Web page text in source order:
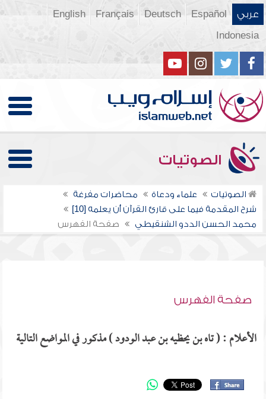
عربي Español
Deutsch
Français
English
Indonesia
الصوتيات
الصوتيات علماء ودعاة
محاضرات مفرغة
شرح المقدمة فيما على قارئ القرآن أن يعلمه [10]
محمد الحسن الددو الشنقيطي
صفحة الفهرس
صفحة الفهرس
الأعلام : ( تاه بن يحظيه بن عبد الودود ) مذكور في المواضع التالية